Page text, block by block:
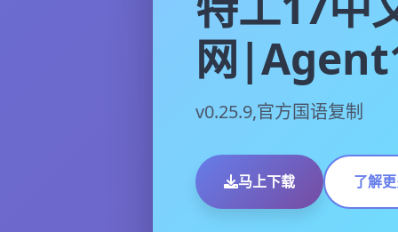
网
v0.25.9,官方国语复制
马上下载 了解